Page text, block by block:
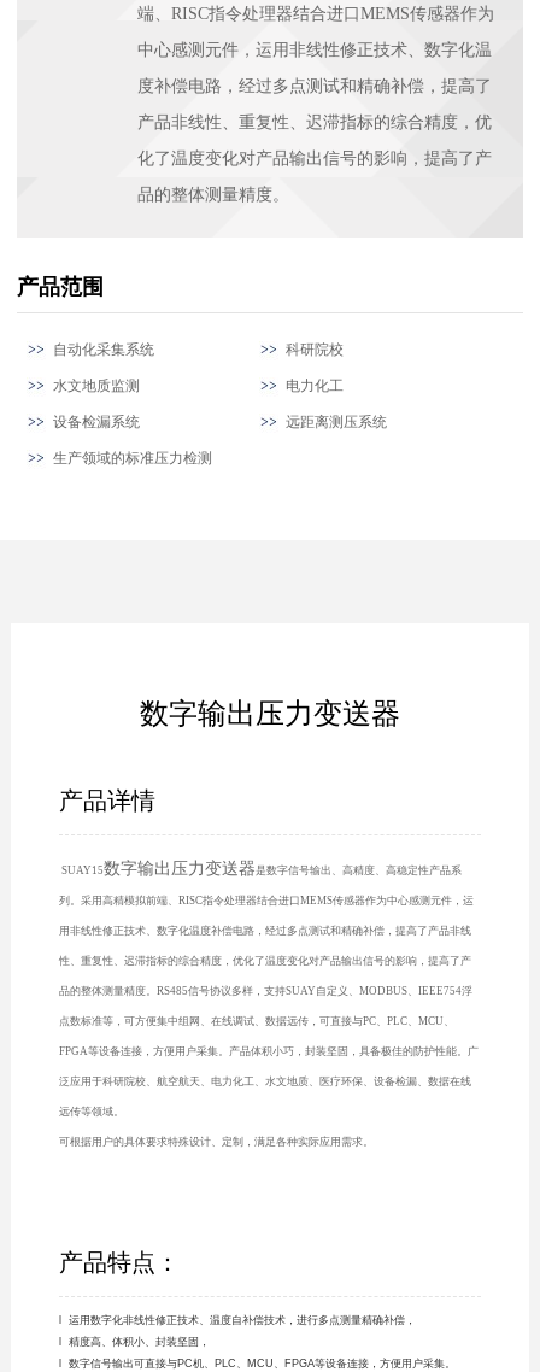
端、RISC指令处理器结合进口MEMS传感器作为
中心感测元件，运用非线性修正技术、数字化温
度补偿电路，经过多点测试和精确补偿，提高了
产品非线性、重复性、迟滞指标的综合精度，优
化了温度变化对产品输出信号的影响，提高了产
品的整体测量精度。
产品范围
自动化采集系统 科研院校
水文地质监测 电力化工
设备检漏系统 远距离测压系统
生产领域的标准压力检测
数字输出压力变送器
产品详情
SUAY15数字输出压力变送器是数字信号输出、高精度、高稳定性产品系
列。采用高精模拟前端、RISC指令处理器结合进口MEMS传感器作为中心感测元件，运
用非线性修正技术、数字化温度补偿电路，经过多点测试和精确补偿，提高了产品非线
性、重复性、迟滞指标的综合精度，优化了温度变化对产品输出信号的影响，提高了产
品的整体测量精度。RS485信号协议多样，支持SUAY自定义、MODBUS、IEEE754浮
点数标准等，可方便集中组网、在线调试、数据远传，可直接与PC、PLC、MCU、
FPGA等设备连接，方便用户采集。产品体积小巧，封装坚固，具备极佳的防护性能。广
泛应用于科研院校、航空航天、电力化工、水文地质、医疗环保、设备检漏、数据在线
远传等领域。
可根据用户的具体要求特殊设计、定制，满足各种实际应用需求。
产品特点：
l 运用数字化非线性修正技术、温度自补偿技术，进行多点测量精确补偿，
l 精度高、体积小、封装坚固，
l 数字信号输出可直接与PC机、PLC、MCU、FPGA等设备连接，方便用户采集。